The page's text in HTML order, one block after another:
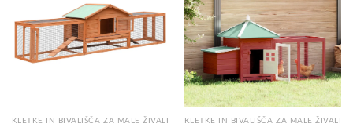
KLETKE IN BIVALIŠČA ZA MALE ŽIVALI KLETKE IN BIVALIŠČA ZA MALE ŽIVALI